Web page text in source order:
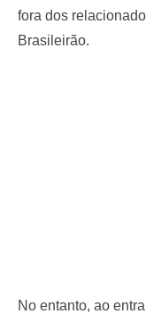
fora dos
Brasileirão.
No entanto, ao